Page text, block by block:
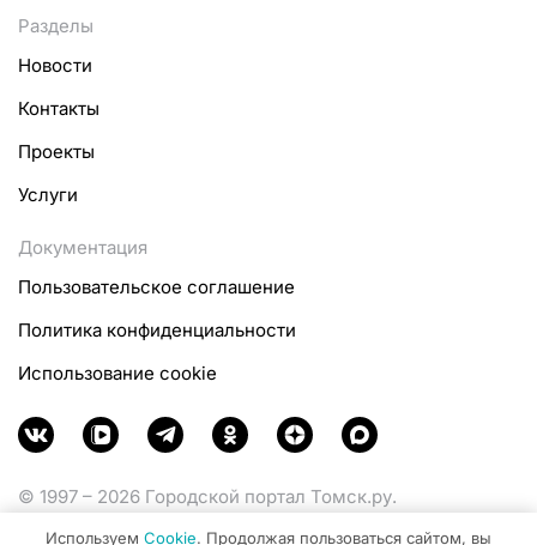
Разделы
Новости
Контакты
Проекты
Услуги
Документация
Пользовательское соглашение
Политика конфиденциальности
Использование cookie
© 1997 – 2026 Городской портал Томск.ру.
Используем Cookie. Продолжая пользоваться сайтом, вы